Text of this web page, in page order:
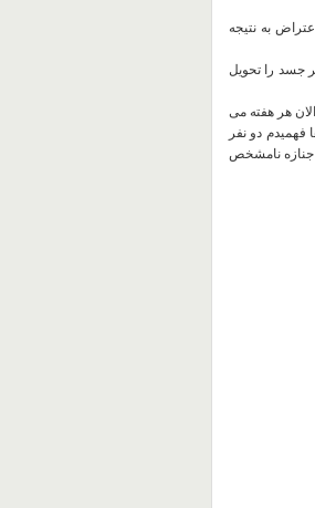
به نتیجه
جسد را تحویل
الان هر هفته می
فهمیدم دو نفر
جنازه نامشخص